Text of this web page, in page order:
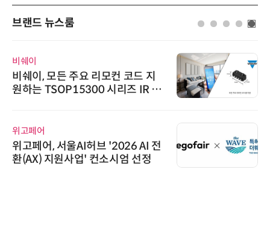
브랜드 뉴스룸
와이즈스톤
와이즈스톤, 에이데이타 'SCV 기반
수집 데이터'에 DQ인증 최고 등급
디에스앤지
디에스앤지, 'AI EXPO KOREA 20
26' 참가 성료… AI 전 생애주기 아